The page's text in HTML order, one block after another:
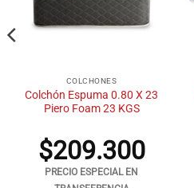
COLCHONES
Colchón Espuma 0.80 X 23
Piero Foam 23 KGS
$209.300
PRECIO ESPECIAL EN